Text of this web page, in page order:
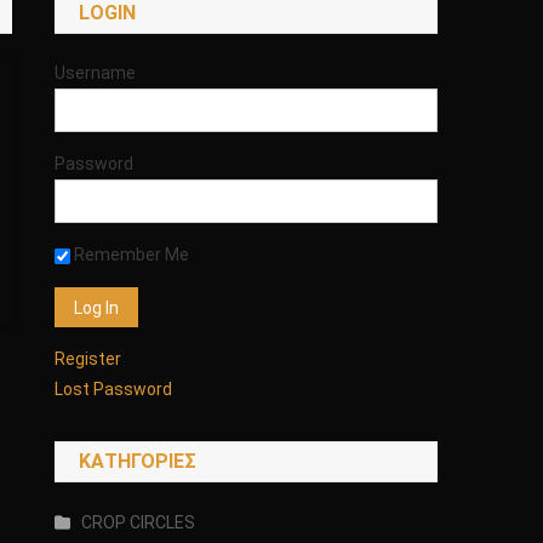
LOGIN
Username
Password
Remember Me
Register
Lost Password
KΑΤΗΓΟΡΊΕΣ
CROP CIRCLES